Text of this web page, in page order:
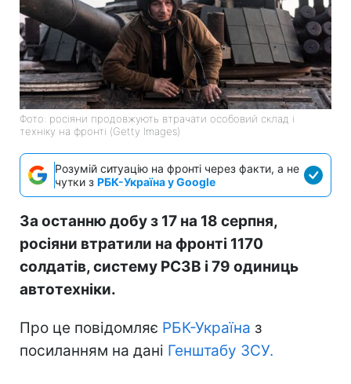
Фото: росіяни продовжують втрачати особовий склад і
техніку на фронті (Getty Images)
Розумій ситуацію на фронті через факти, а не
чутки з РБК-Україна у Google
За останню добу з 17 на 18 серпня,
росіяни втратили на фронті 1170
солдатів, систему РСЗВ і 79 одиниць
автотехніки.
Про це повідомляє РБК-Україна з
посиланням на дані Генштабу ЗСУ.